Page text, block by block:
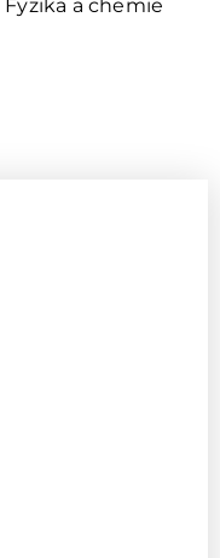
Fyzika a chemie